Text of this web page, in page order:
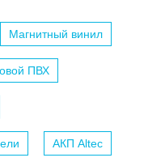
Магнитный винил
ПВХ
АКП Altec